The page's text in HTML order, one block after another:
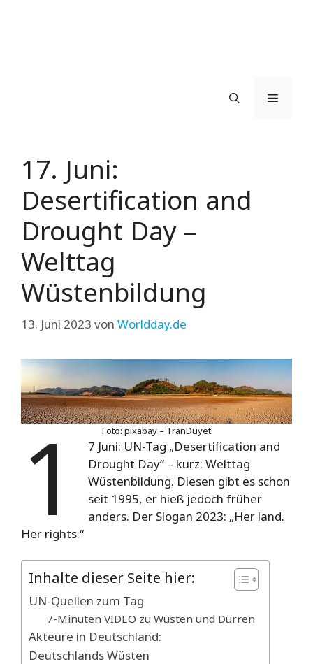
Menü
17. Juni:
Desertification and
Drought Day –
Welttag
Wüstenbildung
13. Juni 2023 von Worldday.de
Foto: pixabay – TranDuyet
1
7 Juni: UN-Tag „Desertification and
Drought Day“ – kurz: Welttag
Wüstenbildung. Diesen gibt es schon
seit 1995, er hieß jedoch früher
anders. Der Slogan 2023: „Her land.
Her rights.“
Inhalte dieser Seite hier:
UN-Quellen zum Tag
7-Minuten VIDEO zu Wüsten und Dürren
Akteure in Deutschland:
Deutschlands Wüsten